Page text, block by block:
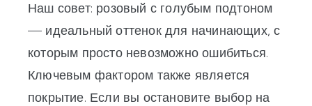
Наш совет: розовый с голубым подтоном
— идеальный оттенок для начинающих, с
которым просто невозможно ошибиться.
Ключевым фактором также является
покрытие. Если вы остановите выбор на